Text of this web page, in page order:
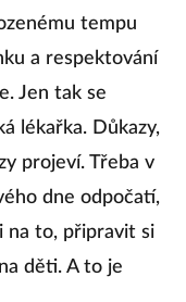
tempu
a respektování
Jen tak se
lékařka. Důkazy,
projeví. Třeba v
dne odpočatí,
na to, připravit si
děti. A to je